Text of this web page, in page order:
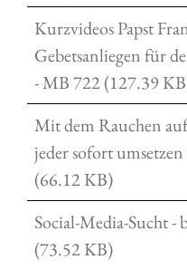
Kurzvideos Papst
Gebetsanliegen für
- MB 722 (127.39
Mit dem Rauchen
jeder sofort
(66.12 KB)
Social-Media-Sucht -
(73.52 KB)